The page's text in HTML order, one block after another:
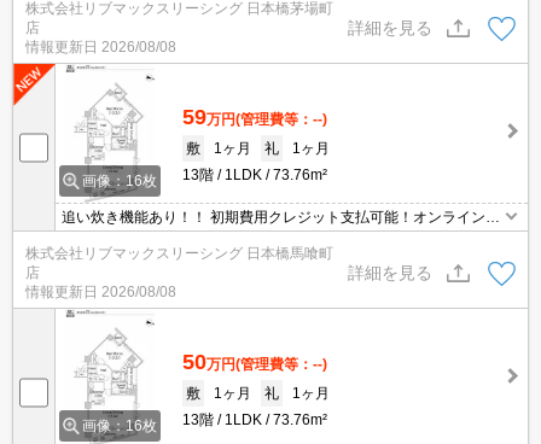
社ではネットに掲載されている物件も全てご紹介可能になりますの
株式会社リブマックスリーシング 日本橋茅場町
店
情報更新日 2026/08/08
詳細を見る
画像：16枚
59万円(管理費等：--)
敷
1ヶ月 礼
1ヶ月
13階
1LDK 73.76m²
追い炊き機能あり！！ 初期費用クレジット支払可能！オンライン内
覧・オンライン契約等弊社に一度も来店せずとも問題ありません♪弊
社ではネットに掲載されている物件も全てご紹介可能になりますの
株式会社リブマックスリーシング 日本橋馬喰町
店
情報更新日 2026/08/08
詳細を見る
画像：16枚
50万円(管理費等：--)
敷
1ヶ月 礼
1ヶ月
13階
1LDK 73.76m²